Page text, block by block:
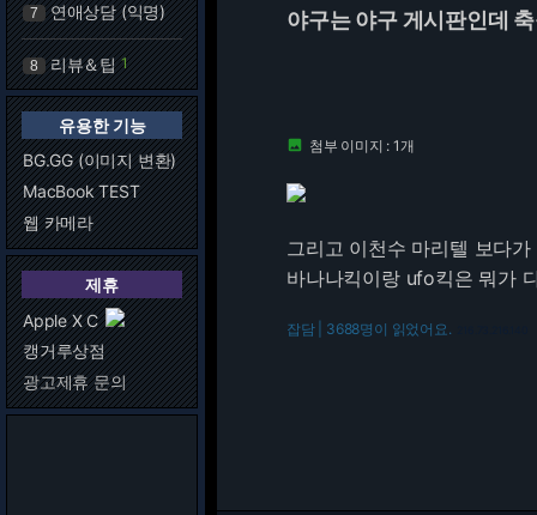
7 연애상담 (익명)
8 리뷰＆팁 1
유용한 기능
BG.GG (이미지 변환)
MacBook TEST
웹 카메라
제휴
Apple X C
캥거루상점
광고제휴 문의
야구는 야구 게시판인데
 첨부 이미지 : 1개
그리고 이천수 마리텔 보다
바나나킥이랑 ufo킥은 뭐가
잡담 | 3688명이 읽었어요.